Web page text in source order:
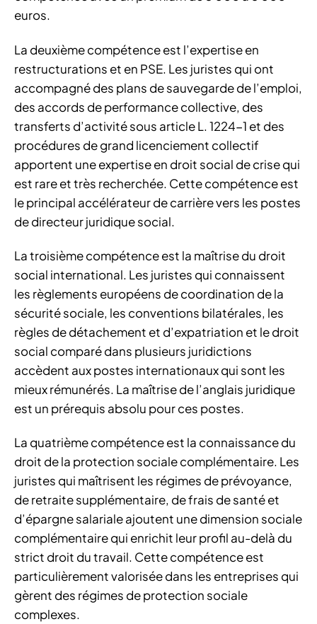
euros.
La deuxième compétence est l’expertise en
restructurations et en PSE. Les juristes qui ont
accompagné des plans de sauvegarde de l’emploi,
des accords de performance collective, des
transferts d’activité sous article L. 1224-1 et des
procédures de grand licenciement collectif
apportent une expertise en droit social de crise qui
est rare et très recherchée. Cette compétence est
le principal accélérateur de carrière vers les postes
de directeur juridique social.
La troisième compétence est la maîtrise du droit
social international. Les juristes qui connaissent
les règlements européens de coordination de la
sécurité sociale, les conventions bilatérales, les
règles de détachement et d’expatriation et le droit
social comparé dans plusieurs juridictions
accèdent aux postes internationaux qui sont les
mieux rémunérés. La maîtrise de l’anglais juridique
est un prérequis absolu pour ces postes.
La quatrième compétence est la connaissance du
droit de la protection sociale complémentaire. Les
juristes qui maîtrisent les régimes de prévoyance,
de retraite supplémentaire, de frais de santé et
d’épargne salariale ajoutent une dimension sociale
complémentaire qui enrichit leur profil au-delà du
strict droit du travail. Cette compétence est
particulièrement valorisée dans les entreprises qui
gèrent des régimes de protection sociale
complexes.